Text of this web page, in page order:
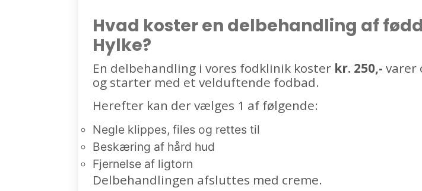
Hvad koster en delbehandling af
Hylke?
En delbehandling i vores fodklinik koster kr. 250,- varer
og starter med et velduftende fodbad.
Herefter kan der vælges 1 af følgende:
Negle klippes, files og rettes til
Beskæring af hård hud
Fjernelse af ligtorn
Delbehandlingen afsluttes med creme.